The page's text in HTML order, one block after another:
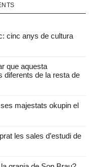
cinc anys de cultura
que aquesta
diferents de la resta de
majestats okupin el
les sales d’estudi de